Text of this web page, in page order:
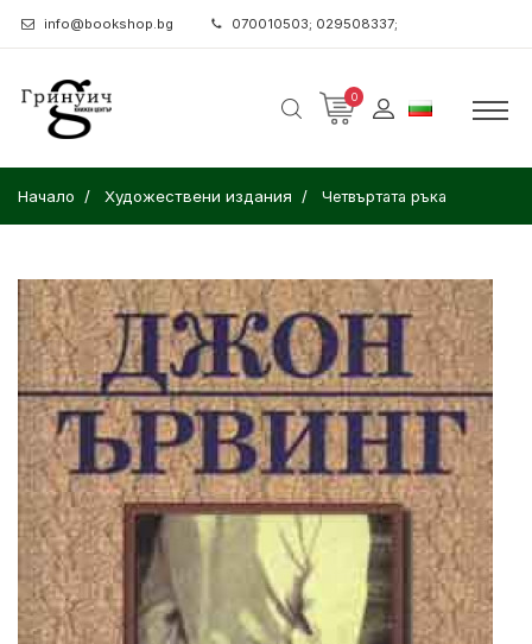
info@bookshop.bg 070010503; 029508337;
0
Начало Художествени издания Четвъртата ръка